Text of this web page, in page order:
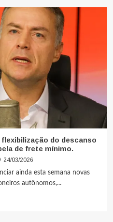
do descanso
de frete mínimo.
24/03/2026
ainda esta semana novas
autônomos,...